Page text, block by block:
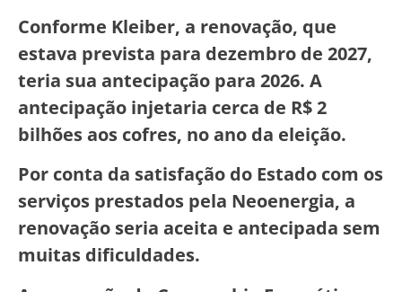
Conforme Kleiber, a renovação, que
estava prevista para dezembro de 2027,
teria sua antecipação para 2026. A
antecipação injetaria cerca de R$ 2
bilhões aos cofres, no ano da eleição.
Por conta da satisfação do Estado com os
serviços prestados pela Neoenergia, a
renovação seria aceita e antecipada sem
muitas dificuldades.